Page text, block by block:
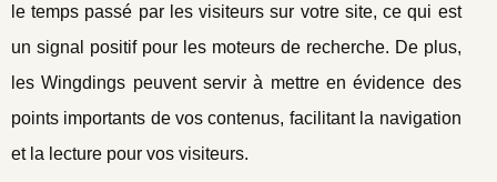
le temps passé par les visiteurs sur votre site, ce qui est
un signal positif pour les moteurs de recherche. De plus,
les Wingdings peuvent servir à mettre en évidence des
points importants de vos contenus, facilitant la navigation
et la lecture pour vos visiteurs.